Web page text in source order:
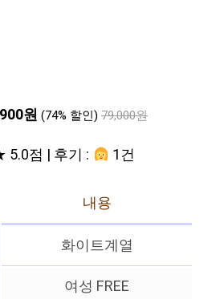
원 (74% 할인) 79,000원
5.0점 | 후기 : 1건
내용
화이트계열
여성 FREE